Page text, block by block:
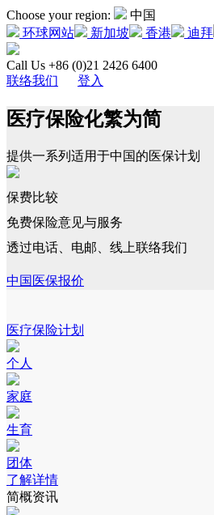
Choose your region:
中国
环球网站
新加坡 香港 迪拜
Call Us +86 (0)21 2426 6400
联络我们
登入
医疗保险化繁为简
提供一系列适用于中国的医保计划
保费比较
免费保险意见与服务
透过电话、电邮、线上联络我们
中国医保报价
医疗保险计划
个人
家庭
生育
团体
了解详情
简概资讯